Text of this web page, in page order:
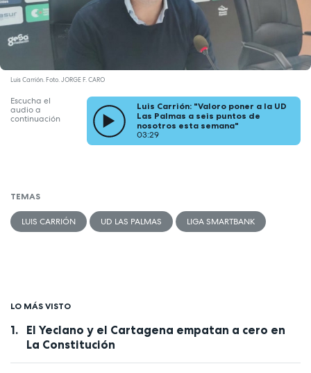
Luis Carrión. Foto. JORGE F. CARO
Escucha el
audio a
continuación
Luis Carrión: "Valoro poner a la UD
Las Palmas a seis puntos de
nosotros esta semana"
03:29
TEMAS
LUIS CARRIÓN UD LAS PALMAS LIGA SMARTBANK
LO MÁS VISTO
El Yeclano y el Cartagena empatan a cero en
La Constitución